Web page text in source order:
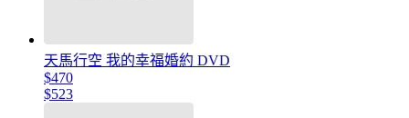
天馬行空 我的幸福婚約 DVD
$470
$523